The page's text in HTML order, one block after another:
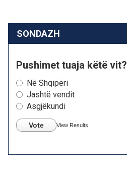
SONDAZH
Pushimet tuaja këtë vit?
Në Shqipëri
Jashtë vendit
Asgjëkundi
Vote View Results